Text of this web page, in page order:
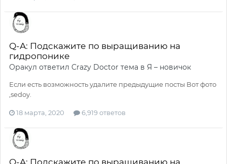
Q-A: Подскажите по выращиванию на
гидропонике
Оракул ответил Crazy Doctor тема в Я – новичок
Если есть возможность удалите предыдущие посты Вот фото
,sedoy.
18 марта, 2020 6,919 ответов
Q-A: Подскажите по выращиванию на